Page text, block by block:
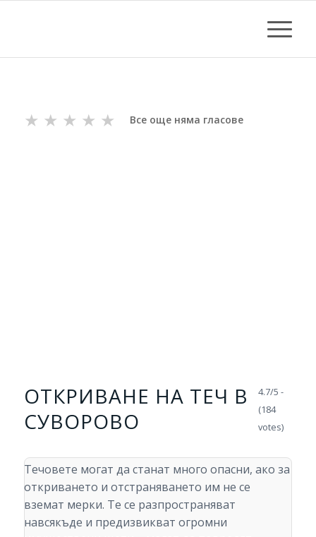
★
★
★
★
★ Все още няма гласове
ОТКРИВАНЕ НА ТЕЧ В
СУВОРОВО
Течовете могат да станат много опасни, ако за
откриването и отстраняването им не се
вземат мерки. Те се разпространяват
навсякъде и предизвикват огромни
4.7/5 -
(184
votes)